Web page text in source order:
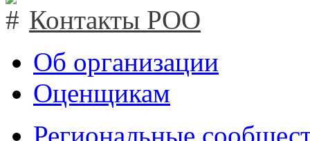
Контакты РОО
Об организации
Оценщикам